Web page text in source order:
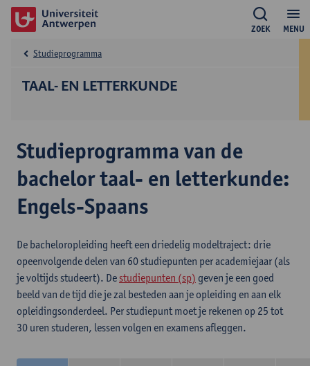
MENU
ZOEK
TAAL- EN LETTERKUNDE
Studieprogramma
Studieprogramma van de
bachelor taal- en letterkunde:
Engels-Spaans
De bacheloropleiding heeft een driedelig modeltraject: drie
opeenvolgende delen van 60 studiepunten per academiejaar (als
je voltijds studeert). De studiepunten (sp) geven je een goed
beeld van de tijd die je zal besteden aan je opleiding en aan elk
opleidingsonderdeel. Per studiepunt moet je rekenen op 25 tot
30 uren studeren, lessen volgen en examens afleggen.